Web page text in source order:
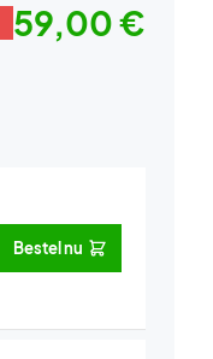
59,00 €
Bestel nu